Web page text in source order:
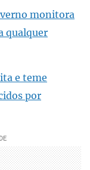
monitora
qualquer
e teme
por